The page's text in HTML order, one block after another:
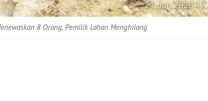
8 Orang, Pemilik Lahan Menghilang